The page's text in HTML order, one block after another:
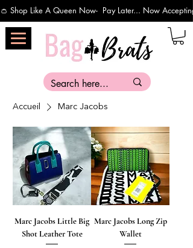
👛 Shop Like A Queen Now-  Pay Later... Now
Accueil Marc Jacobs
Marc Jacobs Little Big
Shot Leather Tote
Marc Jacobs Long Zip
Wallet